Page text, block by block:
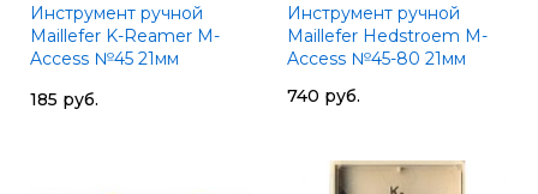
Инструмент ручной
Maillefer K-Reamer M-
Access №45 21мм
185 руб.
Инструмент ручной
Maillefer Hedstroem M-
Access №45-80 21мм
740 руб.